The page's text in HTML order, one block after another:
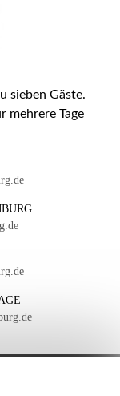
sieben Gäste.
mehrere Tage